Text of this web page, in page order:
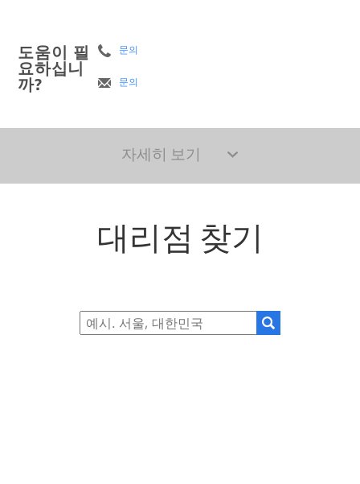
도움이 필
요하십니
까?
문의
문의
자세히 보기
대리점 찾기